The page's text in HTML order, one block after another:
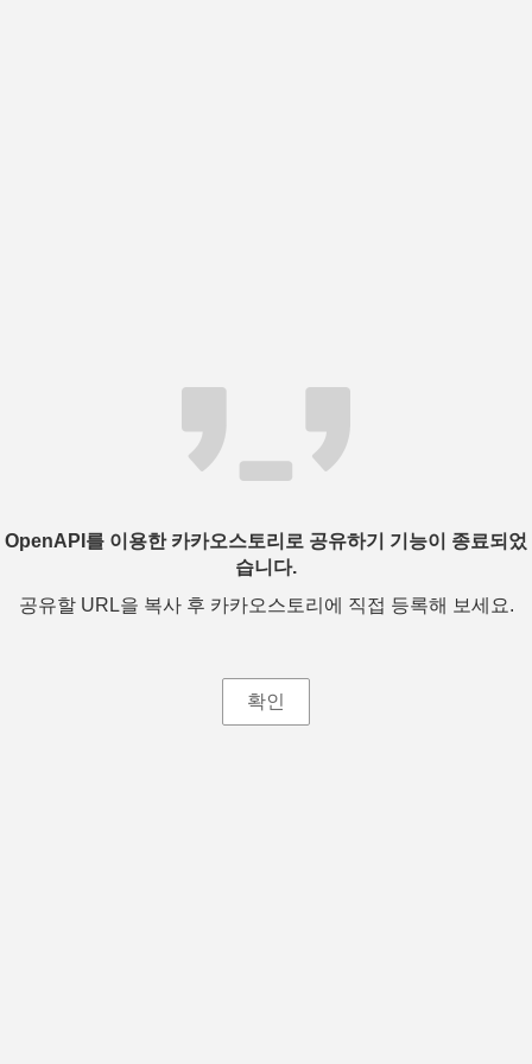
OpenAPI를 이용한 카카오스토리로 공유하기 기능이 종료되었
습니다.
공유할 URL을 복사 후 카카오스토리에 직접 등록해 보세요.
확인